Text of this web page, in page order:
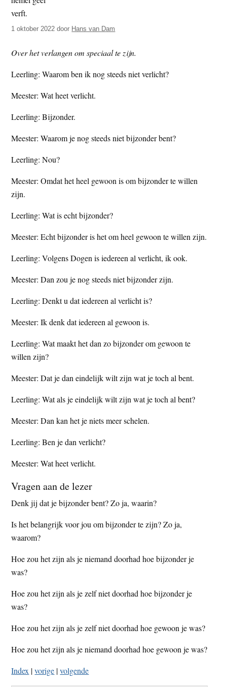
t
e
e
s
t
1 oktober 2022 door Hans van Dam
Over het verlangen om speciaal te zijn.
Leerling: Waarom ben ik nog steeds niet verlicht?
Meester: Wat heet verlicht.
Leerling: Bijzonder.
Meester: Waarom je nog steeds niet bijzonder bent?
Leerling: Nou?
Meester: Omdat het heel gewoon is om bijzonder te willen
zijn.
Leerling: Wat is echt bijzonder?
Meester: Echt bijzonder is het om heel gewoon te willen zijn.
Leerling: Volgens Dogen is iedereen al verlicht, ik ook.
Meester: Dan zou je nog steeds niet bijzonder zijn.
Leerling: Denkt u dat iedereen al verlicht is?
Meester: Ik denk dat iedereen al gewoon is.
Leerling: Wat maakt het dan zo bijzonder om gewoon te
willen zijn?
Meester: Dat je dan eindelijk wilt zijn wat je toch al bent.
Leerling: Wat als je eindelijk wilt zijn wat je toch al bent?
Meester: Dan kan het je niets meer schelen.
Leerling: Ben je dan verlicht?
Meester: Wat heet verlicht.
Vragen aan de lezer
Denk jij dat je bijzonder bent? Zo ja, waarin?
Is het belangrijk voor jou om bijzonder te zijn? Zo ja,
waarom?
Hoe zou het zijn als je niemand doorhad hoe bijzonder je
was?
Hoe zou het zijn als je zelf niet doorhad hoe bijzonder je
was?
Hoe zou het zijn als je zelf niet doorhad hoe gewoon je was?
Hoe zou het zijn als je niemand doorhad hoe gewoon je was?
Index |vorige |volgende